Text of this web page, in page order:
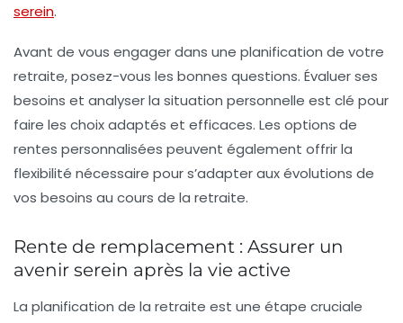
serein.
Avant de vous engager dans une planification de votre
retraite, posez-vous les bonnes questions. Évaluer ses
besoins et analyser la situation personnelle est clé pour
faire les choix adaptés et efficaces. Les options de
rentes personnalisées peuvent également offrir la
flexibilité nécessaire pour s’adapter aux évolutions de
vos besoins au cours de la retraite.
Rente de remplacement : Assurer un
avenir serein après la vie active
La planification de la retraite est une étape cruciale